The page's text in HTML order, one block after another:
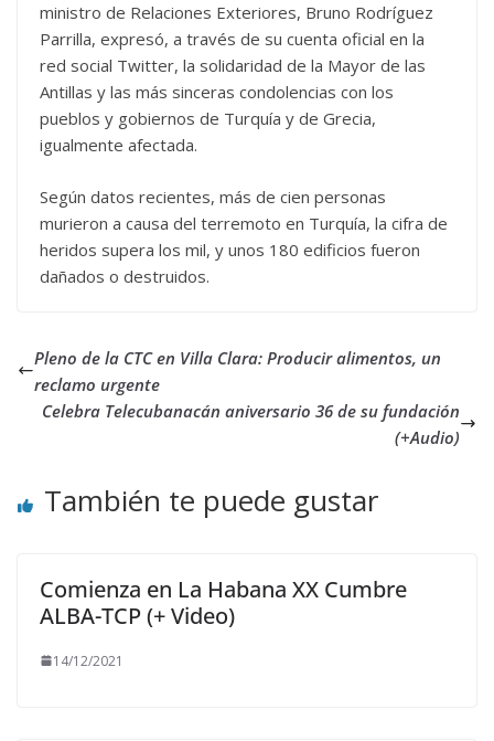
ministro de Relaciones Exteriores, Bruno Rodríguez
Parrilla, expresó, a través de su cuenta oficial en la
red social Twitter, la solidaridad de la Mayor de las
Antillas y las más sinceras condolencias con los
pueblos y gobiernos de Turquía y de Grecia,
igualmente afectada.
Según datos recientes, más de cien personas
murieron a causa del terremoto en Turquía, la cifra de
heridos supera los mil, y unos 180 edificios fueron
dañados o destruidos.
Pleno de la CTC en Villa Clara: Producir alimentos, un
reclamo urgente
Celebra Telecubanacán aniversario 36 de su fundación
(+Audio)
También te puede gustar
Comienza en La Habana XX Cumbre
ALBA-TCP (+ Video)
14/12/2021